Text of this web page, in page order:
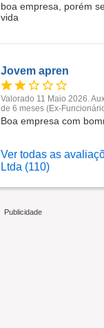
boa empresa, porém
vida
Jovem apren
Valorado 11 Maio 2026.
de 6 meses (Ex-
Boa empresa com
Ver todas as
Ltda (110)